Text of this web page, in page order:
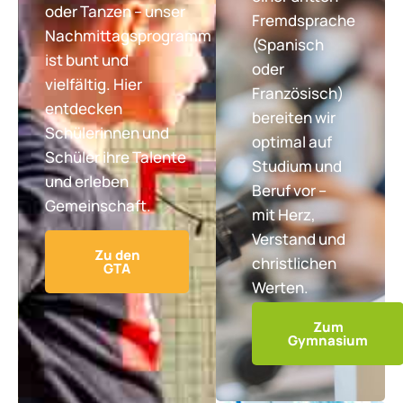
oder Tanzen – unser
Nachmittagsprogramm
ist bunt und
vielfältig. Hier
entdecken
Schülerinnen und
Schüler ihre Talente
und erleben
Gemeinschaft.
Zu den
GTA
Fremdsprache
(Spanisch
oder
Französisch)
bereiten wir
optimal auf
Studium und
Beruf vor –
mit Herz,
Verstand und
christlichen
Werten.
Zum
Gymnasium